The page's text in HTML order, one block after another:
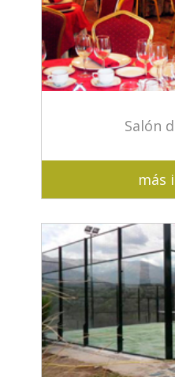
Salón
más